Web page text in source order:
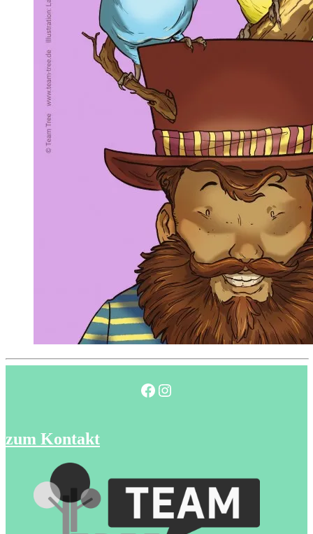
Facebook Instagram
zum Kontakt